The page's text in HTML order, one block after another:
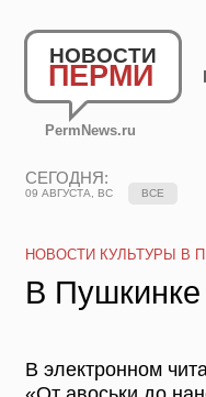
НОВОСТИ
ПЕРМИ
PermNews.ru
СЕГОДНЯ:
09 АВГУСТА, ВС ВСЕ
НОВОСТИ КУЛЬТУРЫ В
В Пушкинке
В электронном